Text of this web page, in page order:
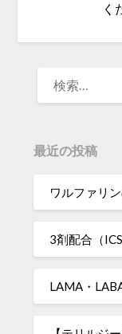
く
最近の投稿
ワルファリ
3剤配合（
LAMA・